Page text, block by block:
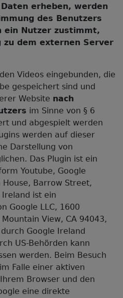
erheben, werden
des Benutzers
ein Nutzer zustimmt,
zu dem externen Server
Videos eingebunden, die
gespeichert sind und
Website nach
im Sinne von § 6
und abgespielt werden
werden auf dieser
Darstellung von
Das Plugin ist ein
Youtube, Google
House, Barrow Street,
Ireland ist ein
Google LLC, 1600
View, CA 94043,
Google Ireland
US-Behörden kann
werden. Beim Besuch
Falle einer aktiven
Browser und den
eine direkte